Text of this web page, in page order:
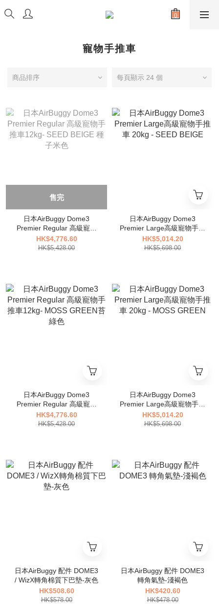
寵物手推車
商品排序 每頁顯示 24 個
售完
日本AirBuggy Dome3
Premier Regular 高級寵物
手推車12kg- SEED BEIGE
種子米色
HK$4,776.60
HK$5,428.00
日本AirBuggy Dome3
Premier Large高級寵物手推
車 20kg - SEED BEIGE
HK$5,014.20
HK$5,698.00
日本AirBuggy Dome3
Premier Regular 高級寵物
手推車12kg- MOSS GREEN
苔綠色
HK$4,776.60
HK$5,428.00
日本AirBuggy Dome3
Premier Large高級寵物手推
車 20kg - MOSS GREEN
HK$5,014.20
HK$5,698.00
日本AirBuggy 配件 DOME3
/ WizX轉角棉質下巴墊-灰色
HK$508.60
HK$578.00
日本AirBuggy 配件 DOME3
轉角氣墊-淺褐色
HK$420.60
HK$478.00